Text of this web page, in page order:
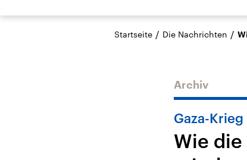
Die Nachrichten Politik
Hörspiel und Feature
Landtagswahl Sachsen-
Startseite / Die Nachrichten /
Archiv
Gaza-Krieg
Wie